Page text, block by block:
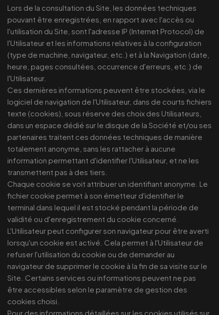
Lors de la consultation du Site, les données techniques
pouvant être enregistrées, en rapport avec l'accès ou
l'utilisation du Site, sont l'adresse IP (Internet Protocol) de
l'Utilisateur et les informations relatives à la configuration
(type de machine, navigateur, etc.) et à la Navigation (date,
heure, pages consultées, occurrence d'erreurs, etc.) de
l'Utilisateur.
Ces dernières informations peuvent être stockées, via le
logiciel de navigation de l'Utilisateur, dans de courts fichiers
texte (cookies), sous réserve des choix des Utilisateurs,
dans un espace dédié sur le disque de la Société et/ou ses
partenaires traitent ces données techniques de manière
totalement anonyme, sans les rattacher à aucune
information permettant d'identifier l'Utilisateur, et ne les
transmettent pas à des tiers.
Chaque cookie se voit attribuer un identifiant anonyme. Le
fichier cookie permet à son émetteur d'identifier le
terminal dans lequel il est stocké pendant la période de
validité ou d'enregistrement du cookie concerné.
L'Utilisateur peut configurer son navigateur pour être averti
lorsqu'un cookie est activé. Cela permet à l'Utilisateur de
refuser l'utilisation du cookie ou de demander au
navigateur de supprimer le cookie à la fin de sa visite sur le
Site. Certains services ou informations peuvent ne pas
être accessibles selon le paramètre de gestion des
cookies choisi.
Pour des informations détaillées sur les cookies utilisés sur